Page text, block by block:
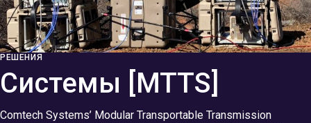
РЕШЕНИЯ
Системы [MTTS]
Comtech Systems’ Modular Transportable Transmission